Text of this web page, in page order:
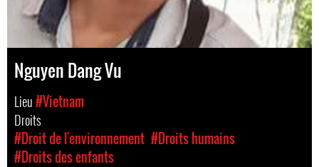
Nguyen Dang Vu
Lieu#Vietnam
Droits
#Droit de l'environnement #Droits humains
#Droits des enfants